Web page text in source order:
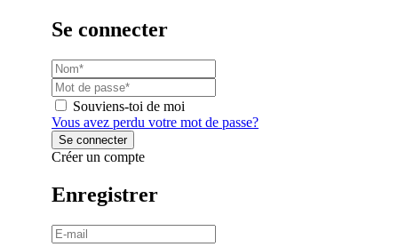
Se connecter
Souviens-toi de moi
Vous avez perdu votre mot de passe?
Créer un compte
Enregistrer